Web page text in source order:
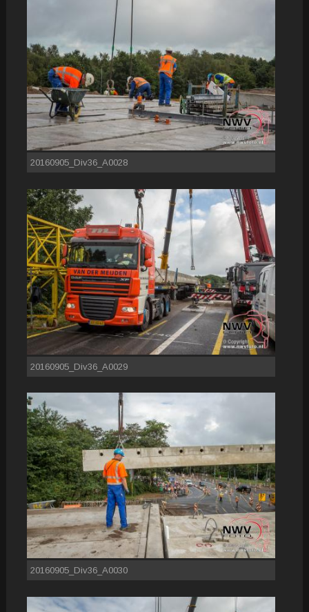
20160905_Div36_A0028
20160905_Div36_A0029
20160905_Div36_A0030